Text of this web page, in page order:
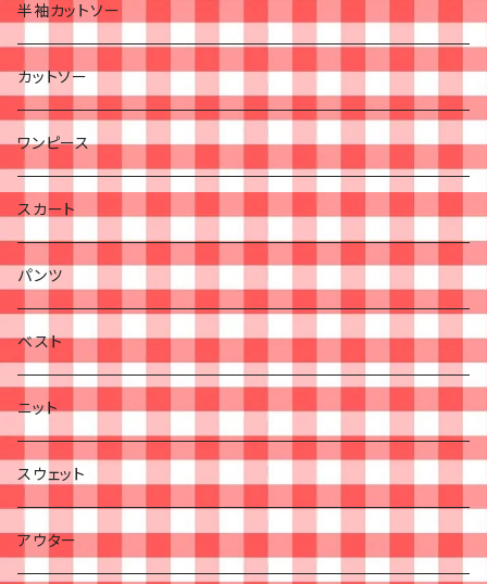
半袖カットソー
カットソー
ワンピース
スカート
パンツ
ベスト
ニット
スウェット
アウター